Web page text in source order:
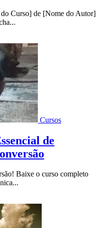
Curso] de [Nome do Autor]
Cursos
de
Baixe o curso completo